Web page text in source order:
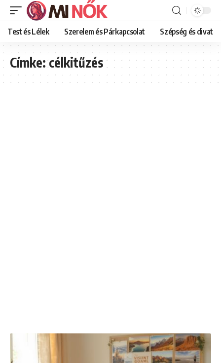
Test és Lélek Szerelem és Párkapcsolat Szépség és divat
Címke:célkitűzés